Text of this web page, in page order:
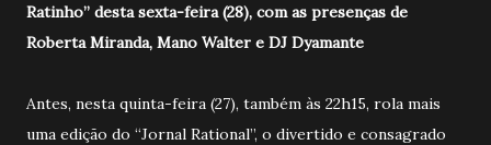
Ratinho” desta sexta-feira (28), com as presenças de
Roberta Miranda, Mano Walter e DJ Dyamante
Antes, nesta quinta-feira (27), também às 22h15, rola mais
uma edição do “Jornal Rational”, o divertido e consagrado